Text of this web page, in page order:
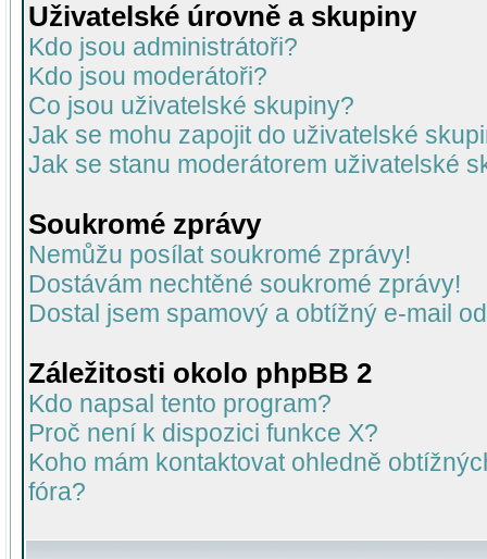
Uživatelské úrovně a skupiny
Kdo jsou administrátoři?
Kdo jsou moderátoři?
Co jsou uživatelské skupiny?
Jak se mohu zapojit do uživatelské
Jak se stanu moderátorem uživatelské
Soukromé zprávy
Nemůžu posílat soukromé zprávy!
Dostávám nechtěné soukromé zprávy!
Dostal jsem spamový a obtížný e-mail
Záležitosti okolo phpBB 2
Kdo napsal tento program?
Proč není k dispozici funkce X?
Koho mám kontaktovat ohledně
fóra?